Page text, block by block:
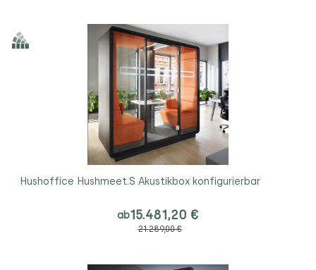
Hushoffice Hushmeet.S Akustikbox konfigurierbar
ab15.481,20 €
21.289,00 €